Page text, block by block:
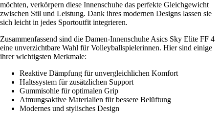
möchten, verkörpern diese Innenschuhe das perfekte Gleichgewicht
zwischen Stil und Leistung. Dank ihres modernen Designs lassen sie
sich leicht in jedes Sportoutfit integrieren.
Zusammenfassend sind die Damen-Innenschuhe Asics Sky Elite FF 4
eine unverzichtbare Wahl für Volleyballspielerinnen. Hier sind einige
ihrer wichtigsten Merkmale:
Reaktive Dämpfung für unvergleichlichen Komfort
Haltssystem für zusätzlichen Support
Gummisohle für optimalen Grip
Atmungsaktive Materialien für bessere Belüftung
Modernes und stylisches Design